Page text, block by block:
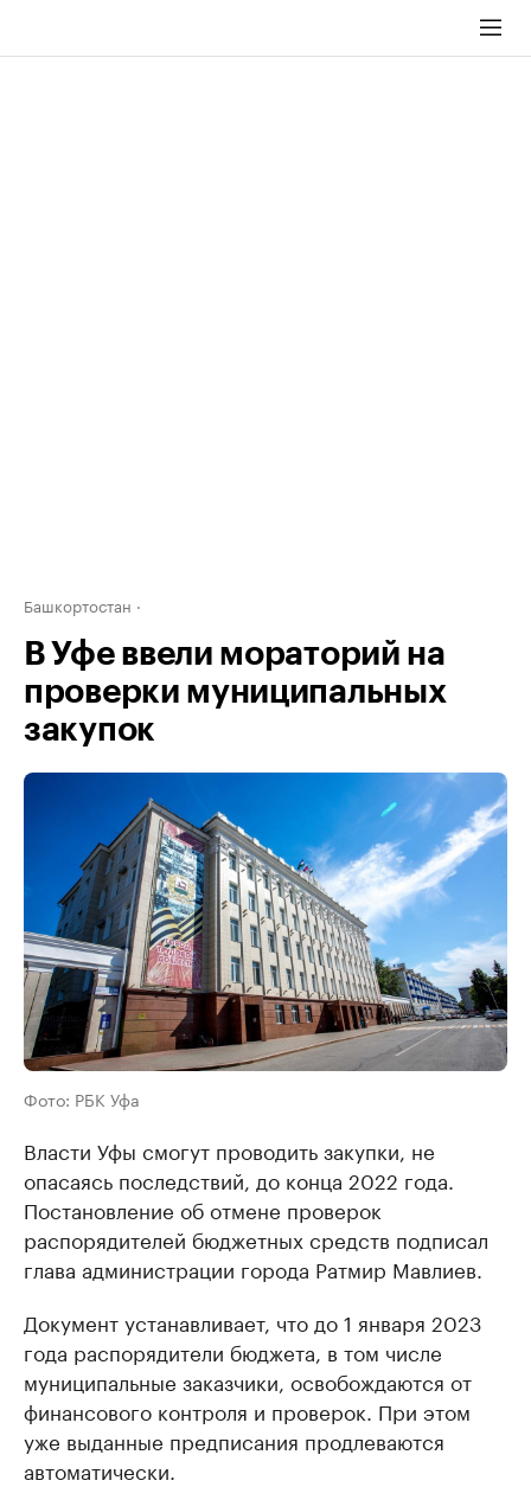
Башкортостан
В Уфе ввели мораторий на
проверки муниципальных
закупок
Фото: РБК Уфа
Власти Уфы смогут проводить закупки, не
опасаясь последствий, до конца 2022 года.
Постановление об отмене проверок
распорядителей бюджетных средств подписал
глава администрации города Ратмир Мавлиев.
Документ устанавливает, что до 1 января 2023
года распорядители бюджета, в том числе
муниципальные заказчики, освобождаются от
финансового контроля и проверок. При этом
уже выданные предписания продлеваются
автоматически.